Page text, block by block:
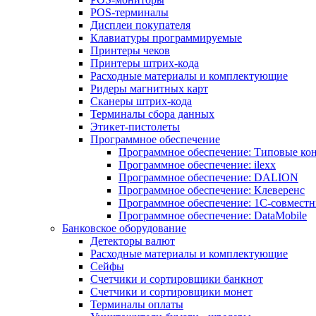
POS-терминалы
Дисплеи покупателя
Клавиатуры программируемые
Принтеры чеков
Принтеры штрих-кода
Расходные материалы и комплектующие
Ридеры магнитных карт
Сканеры штрих-кода
Терминалы сбора данных
Этикет-пистолеты
Программное обеспечение
Программное обеспечение: Типовые
Программное обеспечение: ilexx
Программное обеспечение: DALION
Программное обеспечение: Клеверенс
Программное обеспечение: 1С-
Программное обеспечение: DataMobile
Банковское оборудование
Детекторы валют
Расходные материалы и комплектующие
Сейфы
Счетчики и сортировщики банкнот
Счетчики и сортировщики монет
Терминалы оплаты